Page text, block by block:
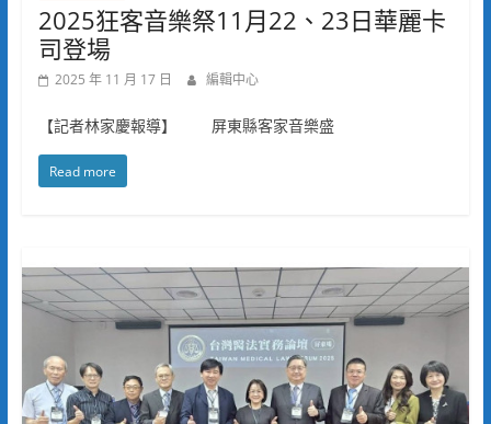
2025狂客音樂祭11月22、23日華麗卡
司登場
2025 年 11 月 17 日 編輯中心
【記者林家慶報導】 屏東縣客家音樂盛
Read more